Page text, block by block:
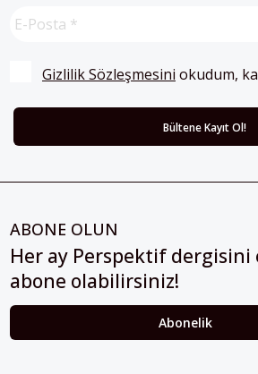
Gizlilik Sözleşmesini okudum,
ABONE OLUN
Her ay Perspektif dergisini
abone olabilirsiniz!
Abonelik